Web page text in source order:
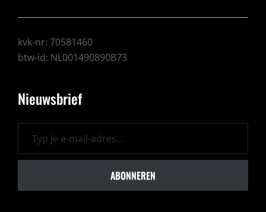
kvk-nr: 70581460
btw-id: NL001490890B73
Nieuwsbrief
Typ je e-mail-adres...
ABONNEREN